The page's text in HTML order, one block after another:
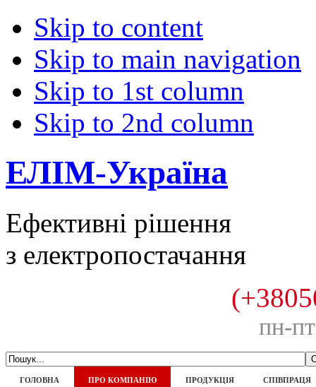
Skip to content
Skip to main navigation
Skip to 1st column
Skip to 2nd column
ЕЛІМ-Україна
Ефективні рішення
з електропостачання
пн-
ГОЛОВНА ПРО КОМПАНІЮ ПРОДУКЦІЯ СПІВПРАЦЯ